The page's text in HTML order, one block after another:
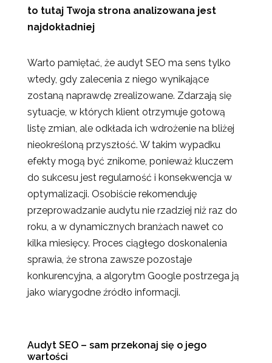
to tutaj Twoja strona analizowana jest
najdokładniej
Warto pamiętać, że audyt SEO ma sens tylko
wtedy, gdy zalecenia z niego wynikające
zostaną naprawdę zrealizowane. Zdarzają się
sytuacje, w których klient otrzymuje gotową
listę zmian, ale odkłada ich wdrożenie na bliżej
nieokreśloną przyszłość. W takim wypadku
efekty mogą być znikome, ponieważ kluczem
do sukcesu jest regularność i konsekwencja w
optymalizacji. Osobiście rekomenduję
przeprowadzanie audytu nie rzadziej niż raz do
roku, a w dynamicznych branżach nawet co
kilka miesięcy. Proces ciągłego doskonalenia
sprawia, że strona zawsze pozostaje
konkurencyjna, a algorytm Google postrzega ją
jako wiarygodne źródło informacji.
Audyt SEO – sam przekonaj się o jego
wartości